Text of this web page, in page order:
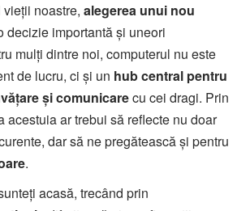
noastre, alegerea unui nou
decizie importantă și uneori
mulți dintre noi, computerul nu este
de lucru, ci și un hub central pentru
și comunicarecu cei dragi. Prin
acestuia ar trebui să reflecte nu doar
dar să ne pregătească și pentru
.
acasă, trecând prin